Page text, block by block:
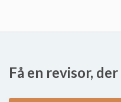
Få en revisor,